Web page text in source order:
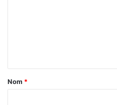
a
Nom *